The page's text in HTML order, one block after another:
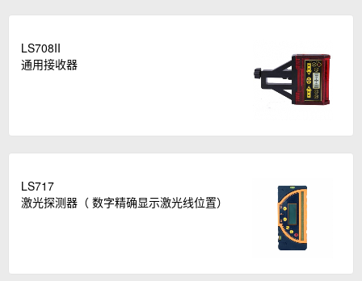
LS708II
通用接收器
LS717
激光探测器（ 数字精确显示激光线位置）